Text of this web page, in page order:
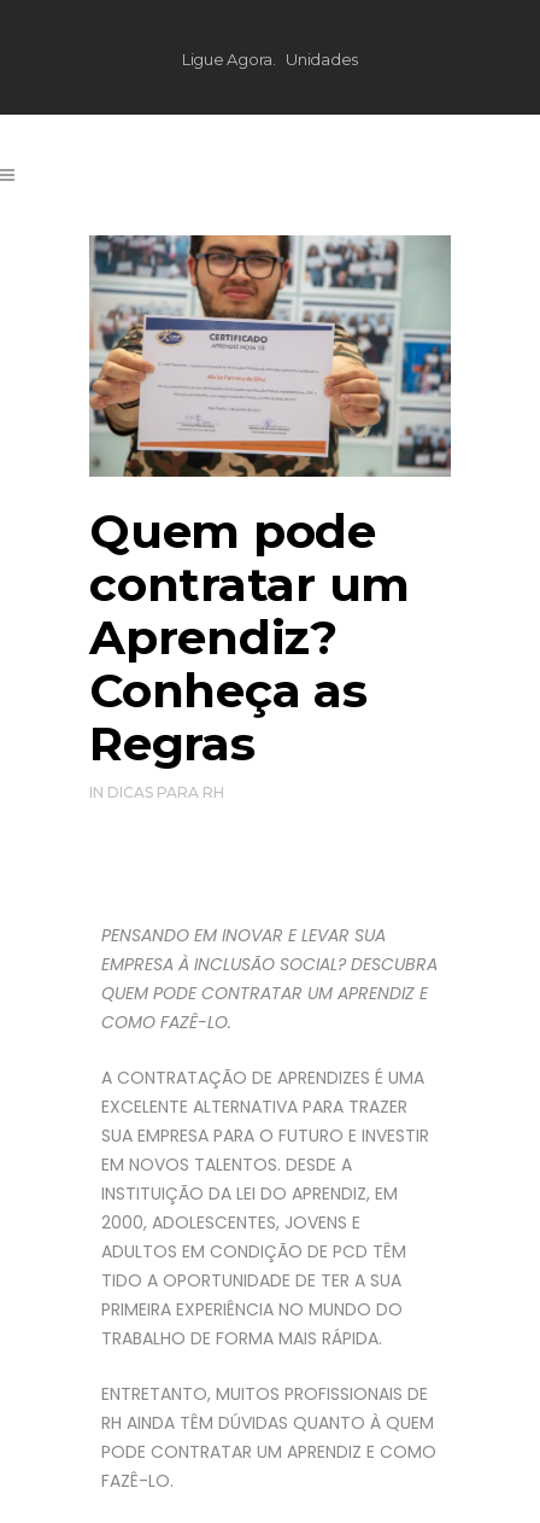
Ligue Agora. Unidades
Quem pode
contratar um
Aprendiz?
Conheça as
Regras
IN DICAS PARA RH
PENSANDO EM INOVAR E LEVAR SUA
EMPRESA À INCLUSÃO SOCIAL? DESCUBRA
QUEM PODE CONTRATAR UM APRENDIZ E
COMO FAZÊ-LO.
A CONTRATAÇÃO DE APRENDIZES É UMA
EXCELENTE ALTERNATIVA PARA TRAZER
SUA EMPRESA PARA O FUTURO E INVESTIR
EM NOVOS TALENTOS. DESDE A
INSTITUIÇÃO DA LEI DO APRENDIZ, EM
2000, ADOLESCENTES, JOVENS E
ADULTOS EM CONDIÇÃO DE PCD TÊM
TIDO A OPORTUNIDADE DE TER A SUA
PRIMEIRA EXPERIÊNCIA NO MUNDO DO
TRABALHO DE FORMA MAIS RÁPIDA.
ENTRETANTO, MUITOS PROFISSIONAIS DE
RH AINDA TÊM DÚVIDAS QUANTO À QUEM
PODE CONTRATAR UM APRENDIZ E COMO
FAZÊ-LO.